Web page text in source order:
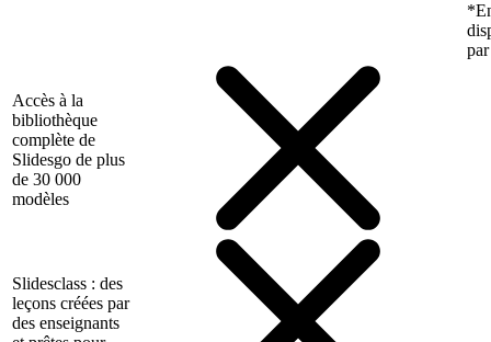
Accès à la
bibliothèque
complète de
Slidesgo de plus
de 30 000
modèles
Slidesclass : des
leçons créées par
des enseignants